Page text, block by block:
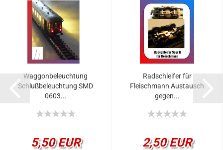
Waggonbeleuchtung
Schlußbeleuchtung SMD
0603...
5,50 EUR
Radschleifer für
Fleischmann Austausch
gegen...
2,50 EUR